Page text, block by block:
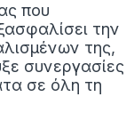
που
την
της,
συνεργασίες
σε όλη τη